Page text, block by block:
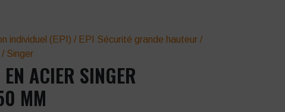
individuel (EPI) / EPI Sécurité grande hauteur /
/ Singer
ACIER SINGER
MM